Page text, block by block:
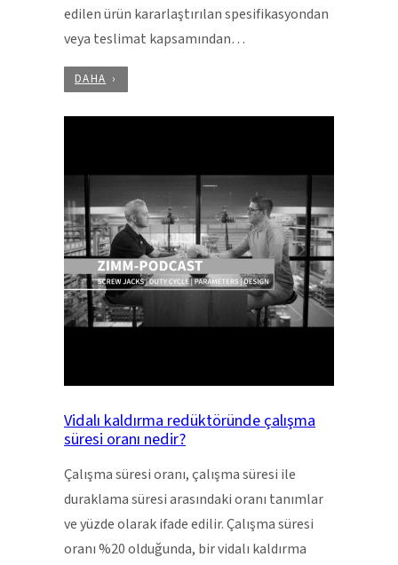
edilen ürün kararlaştırılan spesifikasyondan
veya teslimat kapsamından…
DAHA
Vidalı kaldırma redüktöründe çalışma
süresi oranı nedir?
Çalışma süresi oranı, çalışma süresi ile
duraklama süresi arasındaki oranı tanımlar
ve yüzde olarak ifade edilir. Çalışma süresi
oranı %20 olduğunda, bir vidalı kaldırma